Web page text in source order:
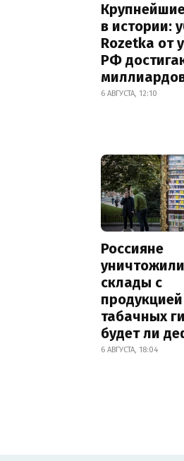
в истории:
Rozetka от
РФ
6 АВГУСТА, 12:10
Россияне
уничтожили
склады с
табачных
будет ли
6 АВГУСТА, 18:04